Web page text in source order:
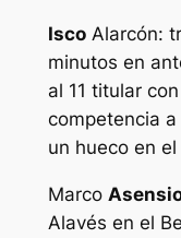
IscoAlarcón:
minutos en
al 11 titular
competencia a
un hueco en el
Marco
Alavés en el